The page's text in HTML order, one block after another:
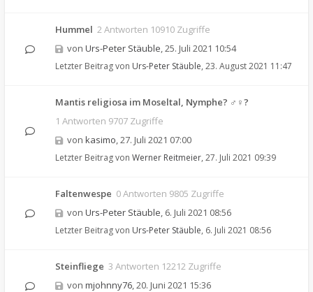
Hummel 2 Antworten 10910 Zugriffe
von Urs-Peter Stäuble,25. Juli 2021 10:54
Letzter Beitrag von Urs-Peter Stäuble, 23. August 2021 11:47
Mantis religiosa im Moseltal, Nymphe? ♂♀?
1 Antworten 9707 Zugriffe
von kasimo,27. Juli 2021 07:00
Letzter Beitrag von Werner Reitmeier, 27. Juli 2021 09:39
Faltenwespe 0 Antworten 9805 Zugriffe
von Urs-Peter Stäuble, 6. Juli 2021 08:56
Letzter Beitrag von Urs-Peter Stäuble, 6. Juli 2021 08:56
Steinfliege 3 Antworten 12212 Zugriffe
von mjohnny76,20. Juni 2021 15:36